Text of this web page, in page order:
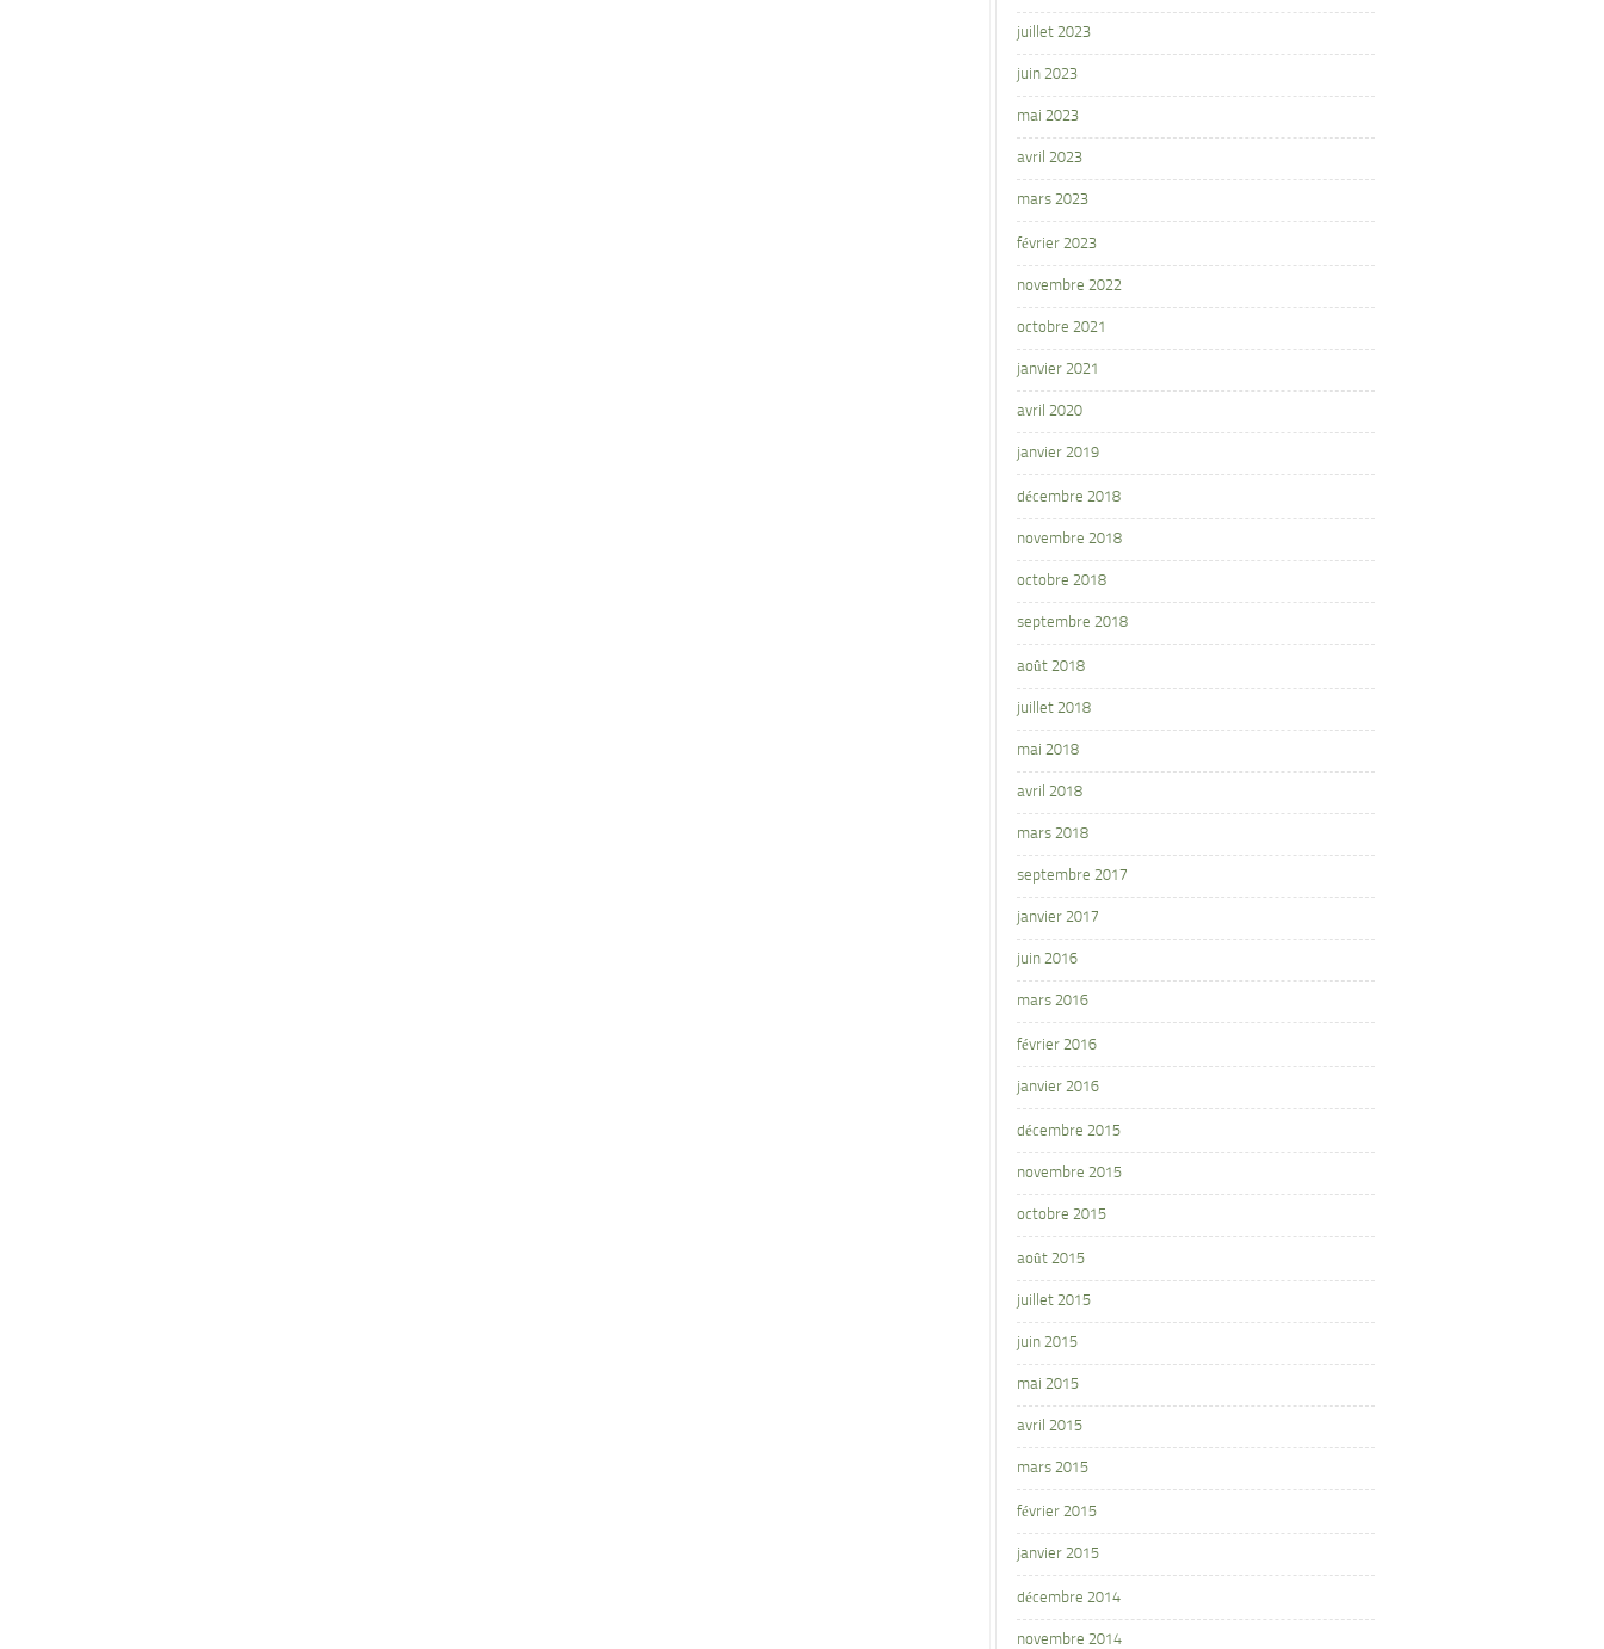
juillet 2023
juin 2023
mai 2023
avril 2023
mars 2023
février 2023
novembre 2022
octobre 2021
janvier 2021
avril 2020
janvier 2019
décembre 2018
novembre 2018
octobre 2018
septembre 2018
août 2018
juillet 2018
mai 2018
avril 2018
mars 2018
septembre 2017
janvier 2017
juin 2016
mars 2016
février 2016
janvier 2016
décembre 2015
novembre 2015
octobre 2015
août 2015
juillet 2015
juin 2015
mai 2015
avril 2015
mars 2015
février 2015
janvier 2015
décembre 2014
novembre 2014